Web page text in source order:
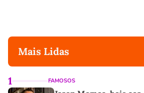
Mais Lidas
1 FAMOSOS